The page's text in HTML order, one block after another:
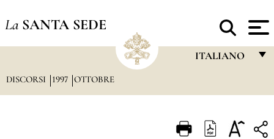
La SANTA SEDE
ITALIANO
ITALIANO
DISCORSI 1997 OTTOBRE